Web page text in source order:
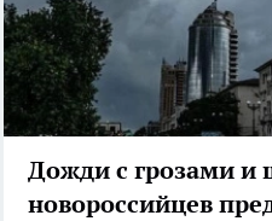
Дожди с грозами и
новороссийцев